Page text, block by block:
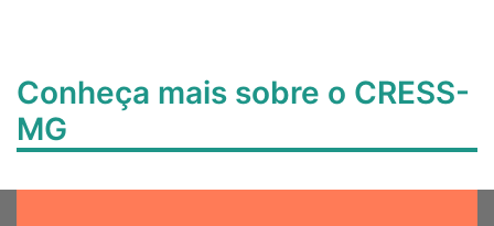
Conheça mais sobre o CRESS-
MG